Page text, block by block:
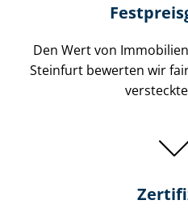
Den Wert von
Steinfurt bewerten wir